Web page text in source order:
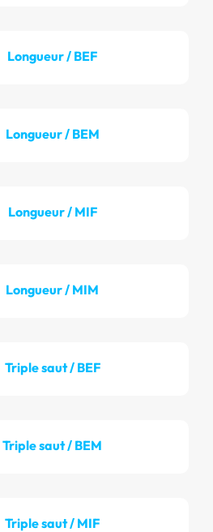
Longueur / BEF
Longueur / BEM
Longueur / MIF
Longueur / MIM
Triple saut / BEF
Triple saut / BEM
Triple saut / MIF